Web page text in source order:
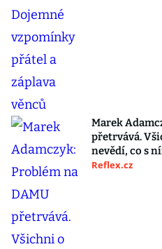
Marek
přetrvává.
nevědí, co s
Reflex.cz